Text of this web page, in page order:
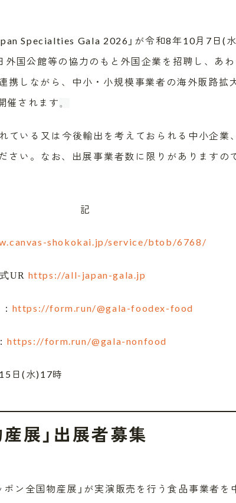
Specialties Gala 2026」が令和8年10月7日(
国公館等の協力のもと外国企業を招聘し、あ
携しながら、中小・小規模事業者の海外販路拡大
催されます 。
ている又は今後輸出を考えておられる中小企業
さい。なお、出展事業者数に限りがありますの
shokokai.jp/service/btob/6768/
UR https://all-japan-gala.jp
https://form.run/@gala-foodex-food
https://form.run/@gala-nonfood
日(水)17時
展」出展者募集
ポン全国物産展」が実演販売を行う食品事業者を